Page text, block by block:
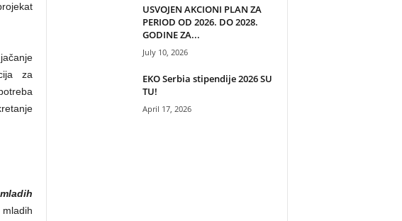
za
USVOJEN AKCIONI PLAN ZA
PERIOD OD 2026. DO 2028.
GODINE ZA...
July 10, 2026
EKO Serbia stipendije 2026 SU
TU!
April 17, 2026